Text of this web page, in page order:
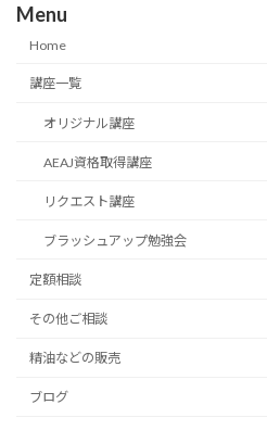
Menu
Home
講座一覧
オリジナル講座
AEAJ資格取得講座
リクエスト講座
ブラッシュアップ勉強会
定額相談
その他ご相談
精油などの販売
ブログ